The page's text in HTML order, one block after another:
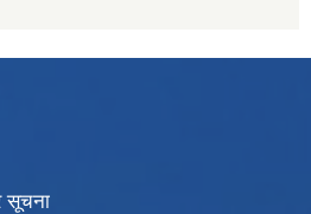
सूचना